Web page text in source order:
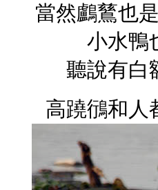
當然鸕鶿也
小水鴨
聽說有白
高蹺鴴和人